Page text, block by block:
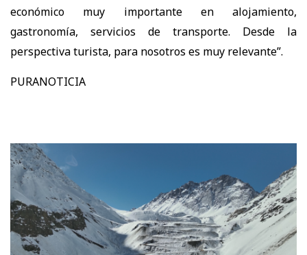
económico muy importante en alojamiento,
gastronomía, servicios de transporte. Desde la
perspectiva turista, para nosotros es muy relevante”.
PURANOTICIA